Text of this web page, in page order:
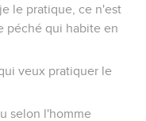
le pratique, ce n'est
péché qui habite en
veux pratiquer le
selon l'homme